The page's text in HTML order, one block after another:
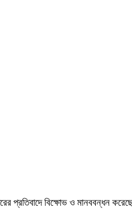
বিক্ষোভ ও মানববন্ধন